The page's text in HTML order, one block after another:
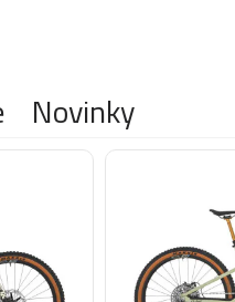
FOX 38 Factory
Fox Float X Factory
Shimano Deore XT
Shimano Deore XT
Novinky